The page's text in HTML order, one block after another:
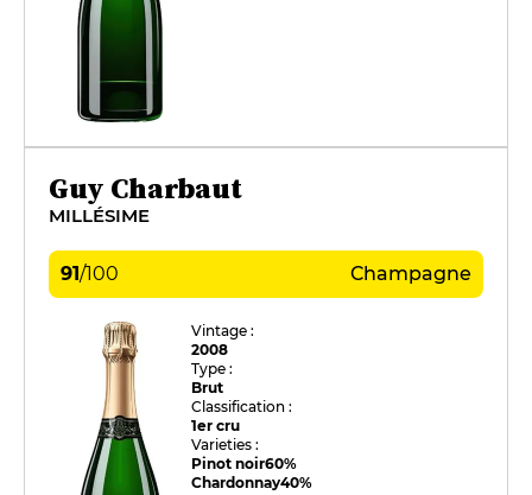
Guy Charbaut
MILLÉSIME
91/100 Champagne
Vintage :
2008
Type :
Brut
Classification :
1er cru
Varieties :
Pinot noir60%
Chardonnay40%